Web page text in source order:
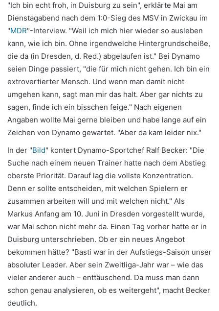
"Ich bin echt froh, in Duisburg zu sein", erklärte Mai am
Dienstagabend nach dem 1:0-Sieg des MSV in Zwickau im
"MDR"-Interview. "Weil ich mich hier wieder so ausleben
kann, wie ich bin. Ohne irgendwelche Hintergrundscheiße,
die da (in Dresden, d. Red.) abgelaufen ist." Bei Dynamo
seien Dinge passiert, "die für mich nicht gehen. Ich bin ein
extrovertierter Mensch. Und wenn man damit nicht
umgehen kann, sagt man mir das halt. Aber gar nichts zu
sagen, finde ich ein bisschen feige." Nach eigenen
Angaben wollte Mai gerne bleiben und habe lange auf ein
Zeichen von Dynamo gewartet. "Aber da kam leider nix."
In der "Bild" kontert Dynamo-Sportchef Ralf Becker: "Die
Suche nach einem neuen Trainer hatte nach dem Abstieg
oberste Priorität. Darauf lag die vollste Konzentration.
Denn er sollte entscheiden, mit welchen Spielern er
zusammen arbeiten will und mit welchen nicht." Als
Markus Anfang am 10. Juni in Dresden vorgestellt wurde,
war Mai schon nicht mehr da. Einen Tag vorher hatte er in
Duisburg unterschrieben. Ob er ein neues Angebot
bekommen hätte? "Basti war in der Aufstiegs-Saison unser
absoluter Leader. Aber sein Zweitliga-Jahr war – wie das
vieler anderer auch – enttäuschend. Da muss man dann
schon genau analysieren, ob es weitergeht", macht Becker
deutlich.